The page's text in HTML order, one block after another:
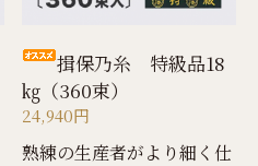
揖保乃糸 特級品18
㎏（360束）
24,940円
熟練の生産者がより細く仕